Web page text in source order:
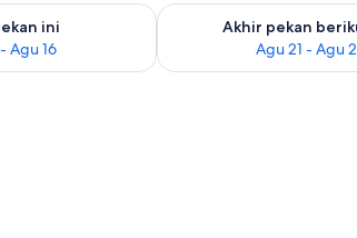
ini
Agu 16
untuk akhir pekan ini Agu 14 - Agu 16
Akhir pekan
Agu 21 - Agu
Periksa ketersediaan